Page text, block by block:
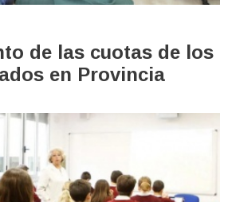
de las cuotas de los
en Provincia